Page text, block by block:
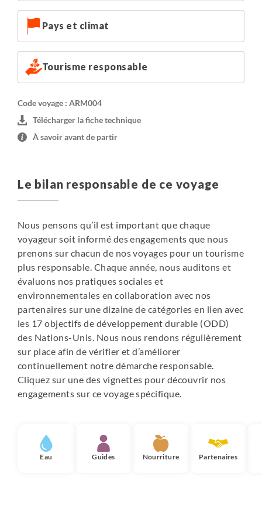
pour les nuits en hôtel et sous tente
Voici la liste de nos hébergements (ou similaires,
pouvant changer selon la disponibilité au moment de
votre réservation) :
Erevan : Hôtel Imperial Palace
Hermon : Hôtel Lucy tour
Dilidjan : nuit chez l’habitant
Haghpat : Hôtel Qefilyan
Byurakan : nuit chez l'habitant
Pays et climat
Tourisme responsable
Code voyage : ARM004
Télécharger la fiche technique
À savoir avant de partir
Le bilan responsable de ce voyage
Nous pensons qu’il est important que chaque
voyageur soit informé des engagements que nous
prenons sur chacun de nos voyages pour un tourisme
plus responsable. Chaque année, nous auditons et
évaluons nos pratiques sociales et
environnementales en collaboration avec nos
partenaires sur une dizaine de catégories en lien avec
les 17 objectifs de développement durable (ODD)
des Nations-Unis. Nous nous rendons régulièrement
sur place afin de vérifier et d’améliorer
continuellement notre démarche responsable.
Cliquez sur une des vignettes pour découvrir nos
engagements sur ce voyage spécifique.
Eau Guides Nourriture Partenaires